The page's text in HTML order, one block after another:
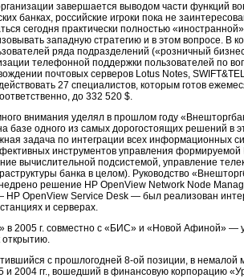
завершается выводом части функций
банках, российские игроки пока не
сегодня практически полностью
западную стратегию и в этом вопросе. В
ряда подразделений («розничный
телефонной поддержки пользователей по
почтовых серверов Lotus Notes,
27 специалистов, которым готов
до 332 520 $.
внимания уделял в прошлом году
базе одного из самых дорогостоящих решений в
задача по интеграции всех информационных
инструментов управления формируемой
вычислительной подсистемой, управление
банка в целом). Руководство
решение HP OpenView Network Node
OpenView Service Desk — был реализован
и серверах.
в 2005 г. совместно с «БИС» и «Новой Афиной» —
открытию.
с прошлогодней 8-ой позиции, в немалой
и 2004 гг., вошедший в финансовую корпорацию